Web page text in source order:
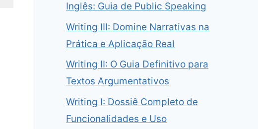
Inglês: Guia de Public Speaking
Writing III: Domine Narrativas na
Prática e Aplicação Real
Writing II: O Guia Definitivo para
Textos Argumentativos
Writing I: Dossiê Completo de
Funcionalidades e Uso